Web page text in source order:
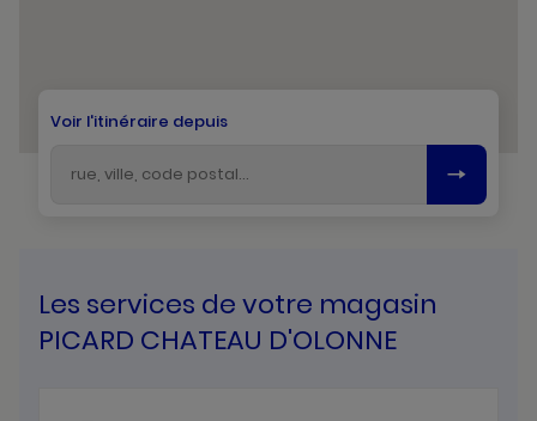
Voir l'itinéraire depuis
Les services de votre magasin
PICARD CHATEAU D'OLONNE